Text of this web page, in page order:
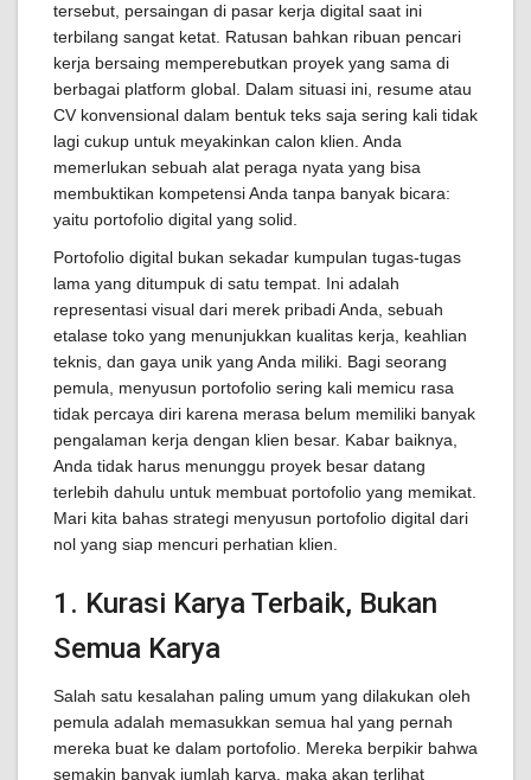
tersebut, persaingan di pasar kerja digital saat ini
terbilang sangat ketat. Ratusan bahkan ribuan pencari
kerja bersaing memperebutkan proyek yang sama di
berbagai platform global. Dalam situasi ini, resume atau
CV konvensional dalam bentuk teks saja sering kali tidak
lagi cukup untuk meyakinkan calon klien. Anda
memerlukan sebuah alat peraga nyata yang bisa
membuktikan kompetensi Anda tanpa banyak bicara:
yaitu portofolio digital yang solid.
Portofolio digital bukan sekadar kumpulan tugas-tugas
lama yang ditumpuk di satu tempat. Ini adalah
representasi visual dari merek pribadi Anda, sebuah
etalase toko yang menunjukkan kualitas kerja, keahlian
teknis, dan gaya unik yang Anda miliki. Bagi seorang
pemula, menyusun portofolio sering kali memicu rasa
tidak percaya diri karena merasa belum memiliki banyak
pengalaman kerja dengan klien besar. Kabar baiknya,
Anda tidak harus menunggu proyek besar datang
terlebih dahulu untuk membuat portofolio yang memikat.
Mari kita bahas strategi menyusun portofolio digital dari
nol yang siap mencuri perhatian klien.
1. Kurasi Karya Terbaik, Bukan
Semua Karya
Salah satu kesalahan paling umum yang dilakukan oleh
pemula adalah memasukkan semua hal yang pernah
mereka buat ke dalam portofolio. Mereka berpikir bahwa
semakin banyak jumlah karya, maka akan terlihat